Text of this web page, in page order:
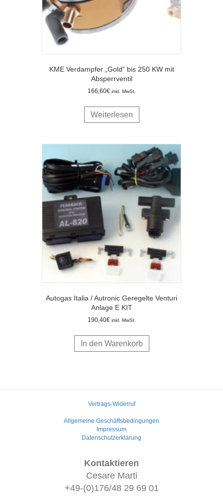
KME Verdampfer „Gold“ bis 250 KW mit
Absperrventil
166,60€ inkl. MwSt.
Weiterlesen
Autogas Italia / Autronic Geregelte Venturi
Anlage E KIT
190,40€ inkl. MwSt.
In den Warenkorb
Vertrags-Widerruf
Allgemeine Geschäftsbedingungen
Impressum
Datenschutzerklärung
Kontaktieren
Cesare Marti
+49-(0)176/48 29 69 01